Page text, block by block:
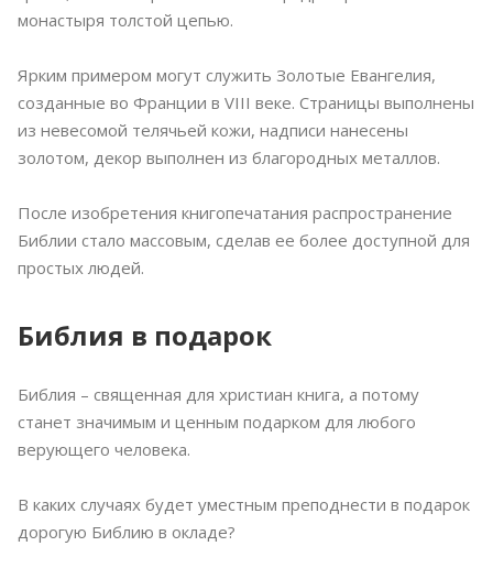
монастыря толстой цепью.
Ярким примером могут служить Золотые Евангелия,
созданные во Франции в VIII веке. Страницы выполнены
из невесомой телячьей кожи, надписи нанесены
золотом, декор выполнен из благородных металлов.
После изобретения книгопечатания распространение
Библии стало массовым, сделав ее более доступной для
простых людей.
Библия в подарок
Библия – священная для христиан книга, а потому
станет значимым и ценным подарком для любого
верующего человека.
В каких случаях будет уместным преподнести в подарок
дорогую Библию в окладе?